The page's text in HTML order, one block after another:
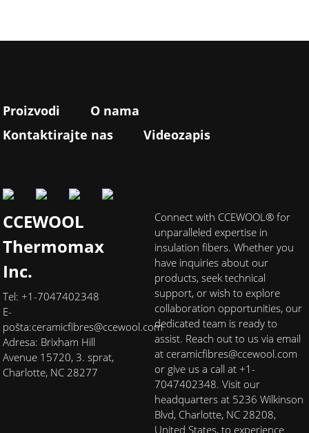
Proizvodi
O nama
Kontaktirajte nas
Videozapis
CCEWOOL
Thermomax
Inc.
Tel: +1-7047402348
E-
pošta:ceramicfibres@ccewool.com
Adresa: Brixham Hill
Avenue 15720, 3. sprat,
Charlotte, NC 28277
Connect with CCEWOOL® for
unparalleled expertise in
insulation fibers. Whether you
have inquiries about our
products, seek technical
support, or wish to explore
collaboration opportunities, our
dedicated team is ready to
assist. Reach out to us via email
at ceramicfibres@ccewool.com
or give us a call at +1-
7047402348. Visit our
headquarters at 5236 Wilkinson
Blvd, Charlotte, NC 28208,
United States, to experience